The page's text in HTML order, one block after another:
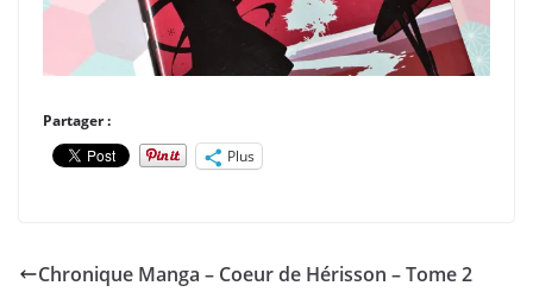
Partager :
Plus
Chronique Manga – Coeur de Hérisson – Tome 2